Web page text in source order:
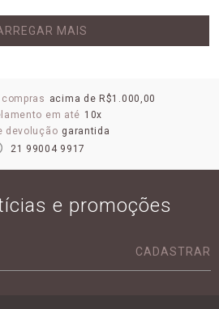
MAIS
acima de R$1.000,00
em até 10x
devolução garantida
21 99004 9917
e promoções
CADASTRAR